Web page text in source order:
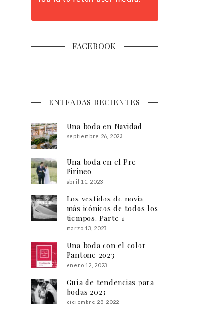
FACEBOOK
ENTRADAS RECIENTES
Una boda en Navidad
septiembre 26, 2023
Una boda en el Pre
Pirineo
abril 10, 2023
Los vestidos de novia
más icónicos de todos los
tiempos. Parte 1
marzo 13, 2023
Una boda con el color
Pantone 2023
enero 12, 2023
Guía de tendencias para
bodas 2023
diciembre 28, 2022